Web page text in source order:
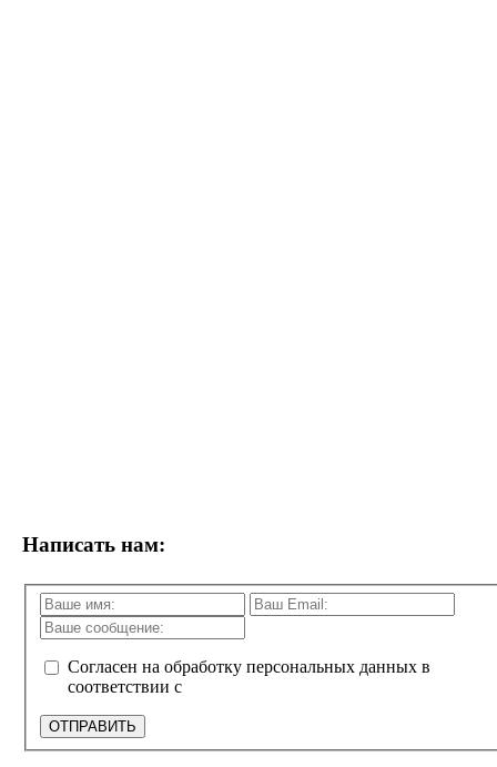
Написать нам:
Согласен на обработку персональных данных в
соответствии с
ОТПРАВИТЬ